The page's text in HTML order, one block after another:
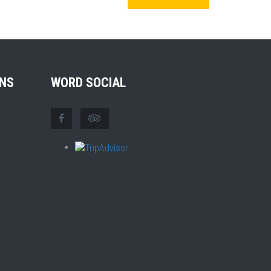
WORD SOCIAL